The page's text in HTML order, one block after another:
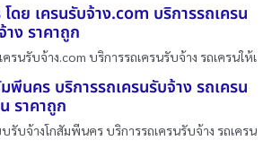
ดย เครนรับจ้าง.com บริการรถเครน
ง ราคาถูก
ครนรับจ้าง.com บริการรถเครนรับจ้าง รถเครนให้เ
พีนคร บริการรถเครนรับจ้าง รถเครน
ราคาถูก
บรับจ้างโกสัมพีนคร บริการรถเครนรับจ้าง รถเครน